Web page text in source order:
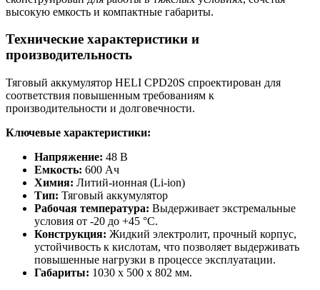
высокую емкость и компактные габариты.
Технические характеристики и
производительность
Тяговый аккумулятор HELI CPD20S спроектирован для
соответствия повышенным требованиям к
производительности и долговечности.
Ключевые характеристики:
Напряжение: 48 В
Емкость: 600 Ач
Химия: Литий-ионная (Li-ion)
Тип: Тяговый аккумулятор
Рабочая температура: Выдерживает экстремальные
условия от -20 до +45 °С.
Конструкция: Жидкий электролит, прочный корпус,
устойчивость к кислотам, что позволяет выдерживать
повышенные нагрузки в процессе эксплуатации.
Габариты: 1030 x 500 x 802 мм.